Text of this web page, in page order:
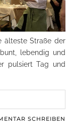
älteste Straße der
lebendig und
pulsiert Tag und
SCHREIBEN